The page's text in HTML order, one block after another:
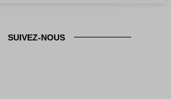
SUIVEZ-NOUS